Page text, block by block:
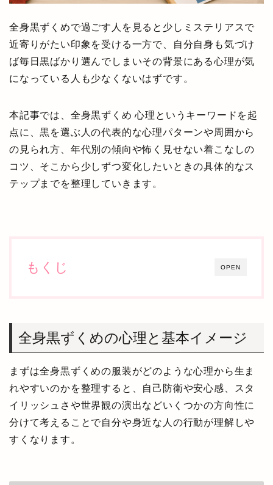
全身黒ずくめで過ごす人を見ると少しミステリアスで
近寄りがたい印象を受ける一方で、自分自身も気づけ
ば毎日黒ばかり選んでしまいその背景にある心理が気
になっている人も少なくないはずです。
本記事では、全身黒ずくめ 心理というキーワードを起
点に、黒を選ぶ人の代表的な心理パターンや周囲から
の見られ方、年代別の傾向や怖く見せない着こなしの
コツ、そこから少しずつ変化したいときの具体的なス
テップまでを整理していきます。
OPEN
もくじ
全身黒ずくめの心理と基本イメージ
まずは全身黒ずくめの服装がどのような心理から生ま
れやすいのかを整理すると、自己防衛や安心感、スタ
イリッシュさや世界観の演出などいくつかの方向性に
分けて考えることで自分や身近な人の行動が理解しや
すくなります。